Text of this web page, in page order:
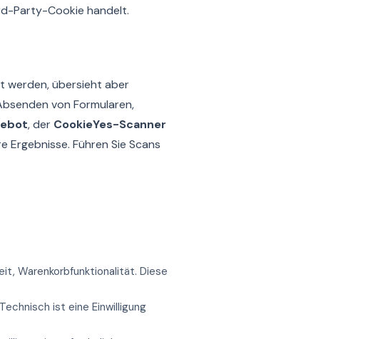
Party-Cookie handelt.
werden, übersieht aber
von Formularen,
, der CookieYes-Scanner
Ergebnisse. Führen Sie Scans
Warenkorbfunktionalität. Diese
ist eine Einwilligung